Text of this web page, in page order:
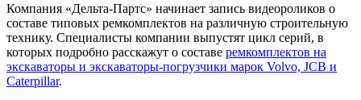
Компания «Дельта-Партс» начинает запись видеороликов о
составе типовых ремкомплектов на различную строительную
технику. Специалисты компании выпустят цикл серий, в
которых подробно расскажут о составе ремкомплектов на
экскаваторы и экскаваторы-погрузчики марок Volvo, JCB и
Caterpillar.